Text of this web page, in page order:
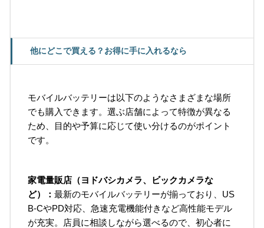
他にどこで買える？お得に手に入れるなら
モバイルバッテリーは以下のようなさまざまな場所
でも購入できます。選ぶ店舗によって特徴が異なる
ため、目的や予算に応じて使い分けるのがポイント
です。
家電量販店（ヨドバシカメラ、ビックカメラな
ど）： 最新のモバイルバッテリーが揃っており、US
B-CやPD対応、急速充電機能付きなど高性能モデル
が充実。店員に相談しながら選べるので、初心者に